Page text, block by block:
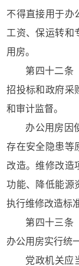
不得直接用于办
工资、保运转和
用房。
第四十二条
招投标和政府采
和审计监督。
办公用房因
存在安全隐患等
改造。维修改造
功能、降低能源
执行维修改造标
第四十三条
办公用房实行统
党政机关应